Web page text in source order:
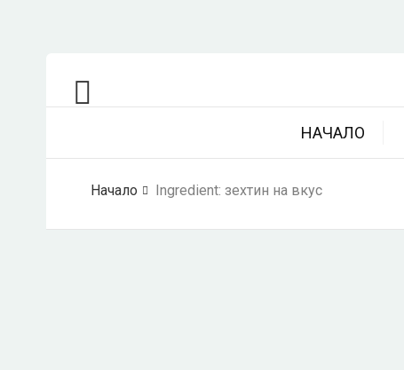
НАЧАЛО
Начало Ingredient: зехтин на вкус